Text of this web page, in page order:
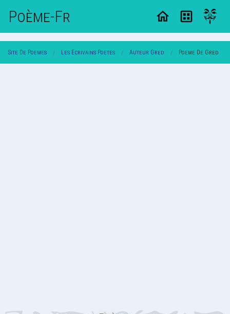
Poème-Fr
Site De Poemes Les Ecrivains Poetes Auteur Gred Poeme De Gred